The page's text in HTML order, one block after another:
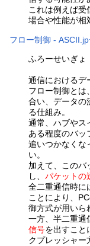
これは例えば受
場合や性能が相
フロー制御 -
ふろーせいぎょ
通信におけるデ
フロー制御とは
合い、データの
る仕組み。
通常、ハブやス
ある程度のバッ
追いつかなくな
い。
加えて、このバ
し、パケットの
全二重通信時に
ことにより、
御方式が用いら
一方、半二重通
信号を出すこと
クプレッシャー